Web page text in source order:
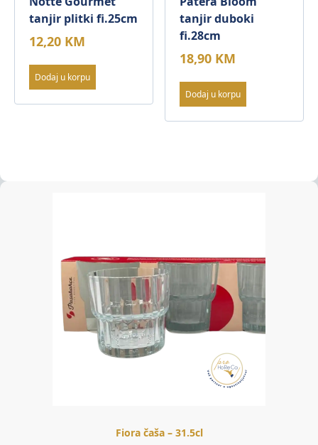
tanjir plitki fi.25cm
12,20 KM
Dodaj u korpu
tanjir duboki
fi.28cm
18,90 KM
Dodaj u korpu
Fiora čaša – 31.5cl